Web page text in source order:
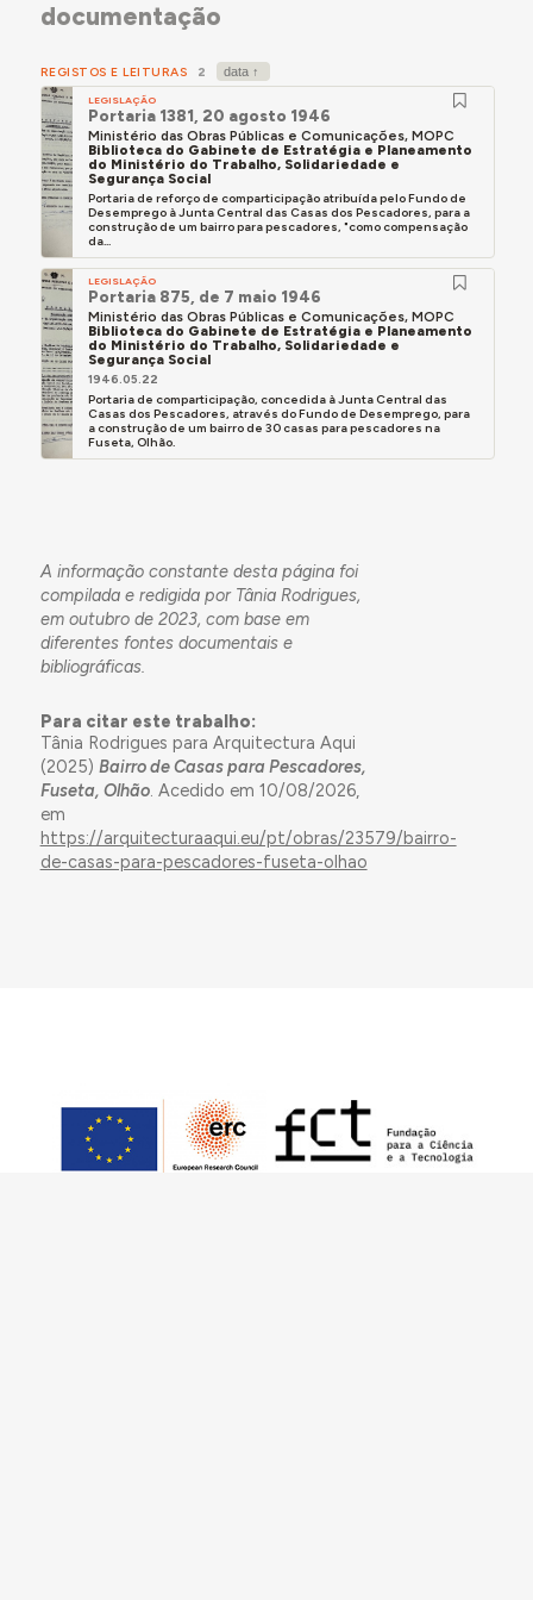
documentação
REGISTOS E LEITURAS 2
LEGISLAÇÃO
Portaria 1381, 20 agosto 1946
Ministério das Obras Públicas e Comunicações, MOPC
Biblioteca do Gabinete de Estratégia e Planeamento
do Ministério do Trabalho, Solidariedade e
Segurança Social
Portaria de reforço de comparticipação atribuída pelo Fundo de
Desemprego à Junta Central das Casas dos Pescadores, para a
construção de um bairro para pescadores, "como compensação
da...
LEGISLAÇÃO
Portaria 875, de 7 maio 1946
Ministério das Obras Públicas e Comunicações, MOPC
Biblioteca do Gabinete de Estratégia e Planeamento
do Ministério do Trabalho, Solidariedade e
Segurança Social
1946.05.22
Portaria de comparticipação, concedida à Junta Central das
Casas dos Pescadores, através do Fundo de Desemprego, para
a construção de um bairro de 30 casas para pescadores na
Fuseta, Olhão.
A informação constante desta página foi
compilada e redigida por Tânia Rodrigues,
em outubro de 2023, com base em
diferentes fontes documentais e
bibliográficas.
Para citar este trabalho:
Tânia Rodrigues para Arquitectura Aqui
(2025) Bairro de Casas para Pescadores,
Fuseta, Olhão. Acedido em 10/08/2026,
em
https://arquitecturaaqui.eu/pt/obras/23579/bairro-
de-casas-para-pescadores-fuseta-olhao